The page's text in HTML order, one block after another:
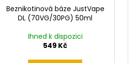
Beznikotinová báze JustVape
DL (70VG/30PG) 50ml
Ihned k dispozici
549 Kč